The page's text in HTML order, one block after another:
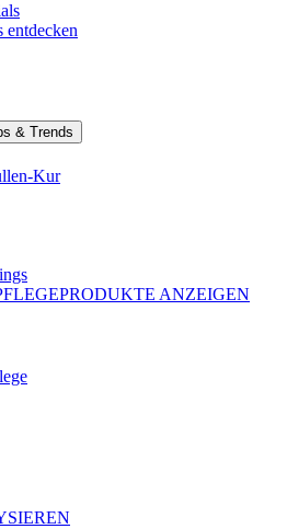
entdecken
& Trends
Kur
ANZEIGEN